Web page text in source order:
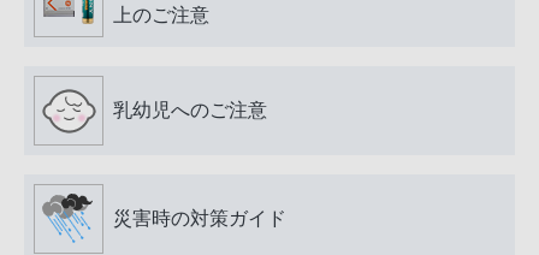
上のご注意
乳幼児へのご注意
災害時の対策ガイド